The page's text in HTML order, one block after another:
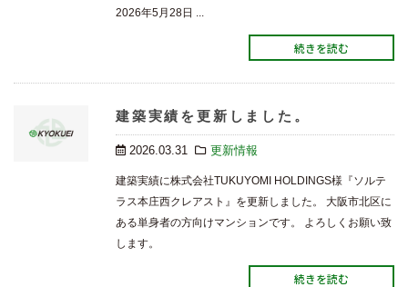
2026年5月28日 ...
続きを読む
建築実績を更新しました。
2026.03.31 更新情報
建築実績に株式会社TUKUYOMI HOLDINGS様『ソルテ
ラス本庄西クレアスト』を更新しました。 大阪市北区に
ある単身者の方向けマンションです。 よろしくお願い致
します。
続きを読む